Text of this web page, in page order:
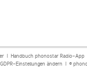
| Handbuch phonostar Radio-App
GDPR-Einstellungen ändern | ©